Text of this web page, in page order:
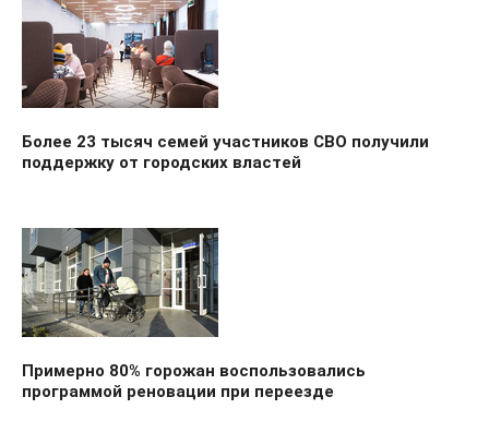
Более 23 тысяч семей участников СВО получили
поддержку от городских властей
Примерно 80% горожан воспользовались
программой реновации при переезде